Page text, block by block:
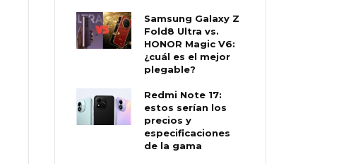
Samsung Galaxy Z
Fold8 Ultra vs.
HONOR Magic V6:
¿cuál es el mejor
plegable?
Redmi Note 17:
estos serían los
precios y
especificaciones
de la gama